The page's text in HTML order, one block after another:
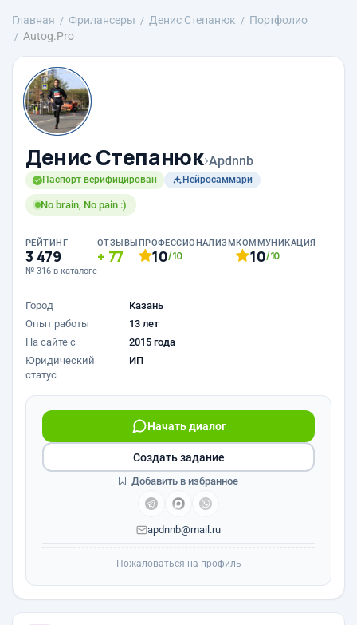
Главная Фрилансеры Денис Степанюк
Портфолио
Autog.Pro
Денис Степанюк›Apdnnb
Паспорт верифицирован Нейросаммари
No brain, No pain :)
РЕЙТИНГ
3 479
№ 316 в каталоге
ОТЗЫВЫ
77
ПРОФЕССИОНАЛИЗМ
10/10
КОММУНИКАЦИЯ
10/10
Город
Казань
Опыт работы
13 лет
На сайте с
2015 года
Юридический
статус
ИП
Начать диалог
apdnnb@mail.ru
Создать задание
Добавить в избранное
Пожаловаться на профиль